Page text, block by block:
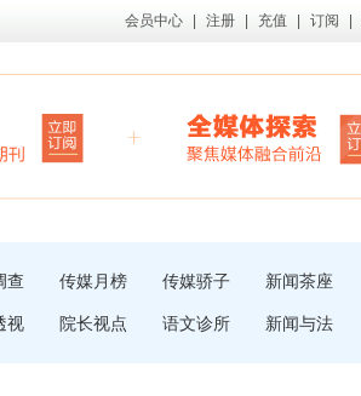
会员中心 注册 充值 订阅
查 传媒月榜 传媒骄子 新闻茶座
视 院长视点 语文诊所 新闻与法